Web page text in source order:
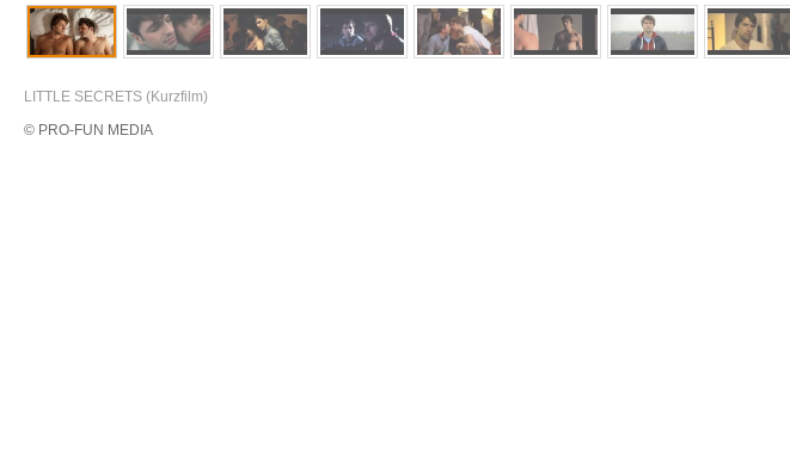
LITTLE SECRETS (Kurzfilm)
© PRO-FUN MEDIA